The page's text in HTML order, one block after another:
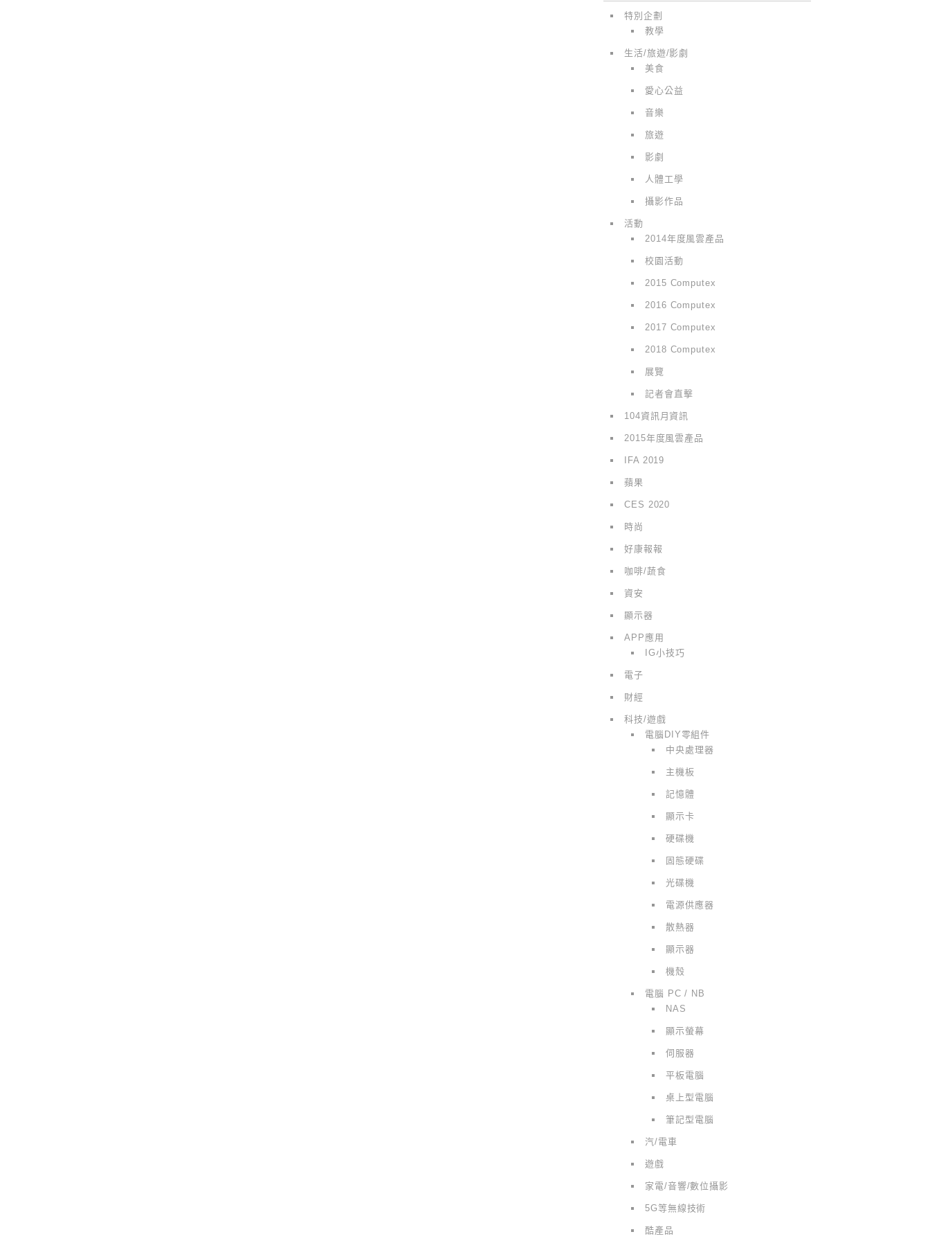
特別企劃
教學
生活/旅遊/影劇
美食
愛心公益
音樂
旅遊
影劇
人體工學
攝影作品
活動
2014年度風雲產品
校園活動
2015 Computex
2016 Computex
2017 Computex
2018 Computex
展覽
記者會直擊
104資訊月資訊
2015年度風雲產品
IFA 2019
蘋果
CES 2020
時尚
好康報報
咖啡/蔬食
資安
顯示器
APP應用
IG小技巧
電子
財經
科技/遊戲
電腦DIY零組件
中央處理器
主機板
記憶體
顯示卡
硬碟機
固態硬碟
光碟機
電源供應器
散熱器
顯示器
機殼
電腦 PC / NB
NAS
顯示螢幕
伺服器
平板電腦
桌上型電腦
筆記型電腦
汽/電車
遊戲
家電/音響/數位攝影
5G等無線技術
酷產品